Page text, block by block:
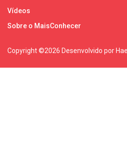
Vídeos
Sobre o MaisConhecer
Copyright ©2026 Desenvolvido por